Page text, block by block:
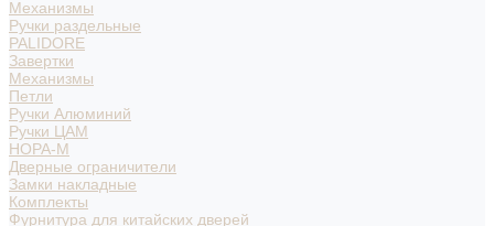
Механизмы
Ручки раздельные
PALIDORE
Завертки
Механизмы
Петли
Ручки Алюминий
Ручки ЦАМ
НОРА-М
Дверные ограничители
Замки накладные
Комплекты
Фурнитура для китайских дверей